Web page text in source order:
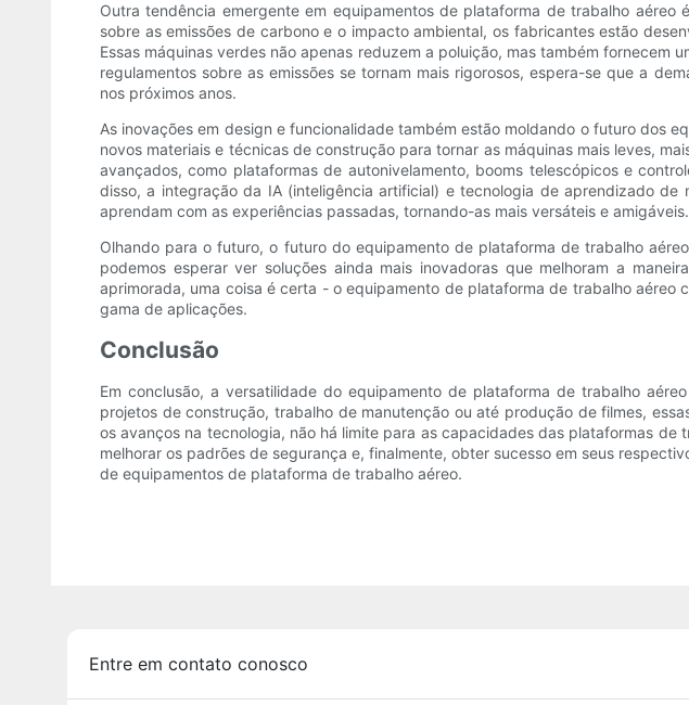
Outra tendência emergente em equipamentos de plataforma de trabalho
sobre as emissões de carbono e o impacto ambiental, os fabricantes estão
Essas máquinas verdes não apenas reduzem a poluição, mas também
regulamentos sobre as emissões se tornam mais rigorosos, espera-se que a
nos próximos anos.
As inovações em design e funcionalidade também estão moldando o futuro dos
novos materiais e técnicas de construção para tornar as máquinas mais leves,
avançados, como plataformas de autonivelamento, booms telescópicos e
disso, a integração da IA ​​(inteligência artificial) e tecnologia de aprendizado
aprendam com as experiências passadas, tornando-as mais versáteis e amigáveis.
Olhando para o futuro, o futuro do equipamento de plataforma de trabalho
podemos esperar ver soluções ainda mais inovadoras que melhoram a
aprimorada, uma coisa é certa - o equipamento de plataforma de trabalho
gama de aplicações.
Conclusão
Em conclusão, a versatilidade do equipamento de plataforma de trabalho
projetos de construção, trabalho de manutenção ou até produção de filmes,
os avanços na tecnologia, não há limite para as capacidades das plataformas
melhorar os padrões de segurança e, finalmente, obter sucesso em seus
de equipamentos de plataforma de trabalho aéreo.
Entre em contato conosco